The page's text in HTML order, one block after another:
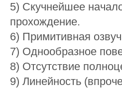
5) Скучнейшее
прохождение.
6) Примитивная
7) Однообразное
8) Отсутствие
9) Линейность